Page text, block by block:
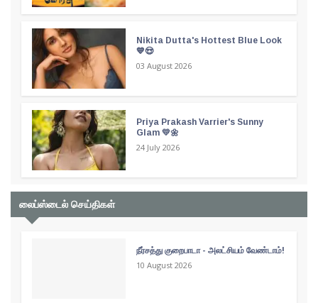
Nikita Dutta's Hottest Blue Look
💙😍
03 August 2026
Priya Prakash Varrier's Sunny
Glam 💛🌼
24 July 2026
லைப்ஸ்டைல் செய்திகள்
நீர்சத்து குறைபாடா - அலட்சியம் வேண்டாம்!
10 August 2026